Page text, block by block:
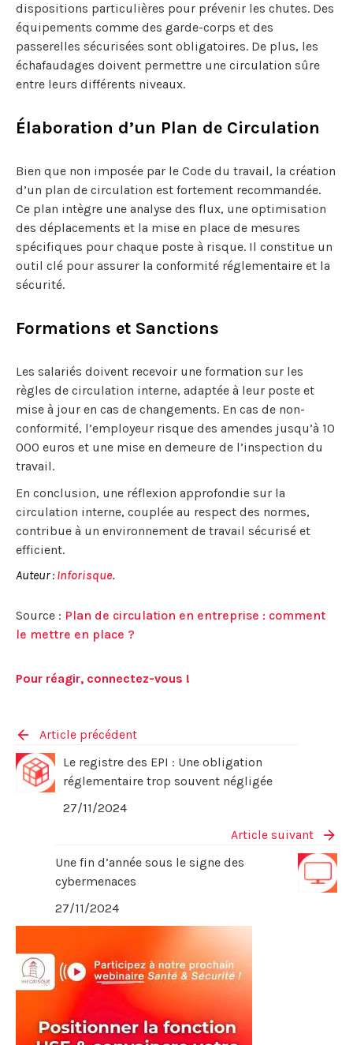
dispositions particulières pour prévenir les chutes. Des
équipements comme des garde-corps et des
passerelles sécurisées sont obligatoires. De plus, les
échafaudages doivent permettre une circulation sûre
entre leurs différents niveaux.
Élaboration d’un Plan de Circulation
Bien que non imposée par le Code du travail, la création
d’un plan de circulation est fortement recommandée.
Ce plan intègre une analyse des flux, une optimisation
des déplacements et la mise en place de mesures
spécifiques pour chaque poste à risque. Il constitue un
outil clé pour assurer la conformité réglementaire et la
sécurité.
Formations et Sanctions
Les salariés doivent recevoir une formation sur les
règles de circulation interne, adaptée à leur poste et
mise à jour en cas de changements. En cas de non-
conformité, l’employeur risque des amendes jusqu’à 10
000 euros et une mise en demeure de l’inspection du
travail.
En conclusion, une réflexion approfondie sur la
circulation interne, couplée au respect des normes,
contribue à un environnement de travail sécurisé et
efficient.
Auteur : Inforisque.
Source : Plan de circulation en entreprise : comment
le mettre en place ?
Pour réagir, connectez-vous !
Article précédent
Le registre des EPI : Une obligation
réglementaire trop souvent négligée
27/11/2024
Article suivant
Une fin d’année sous le signe des
cybermenaces
27/11/2024